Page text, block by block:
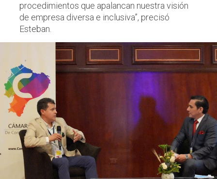
procedimientos que apalancan nuestra visión
de empresa diversa e inclusiva”, precisó
Esteban.